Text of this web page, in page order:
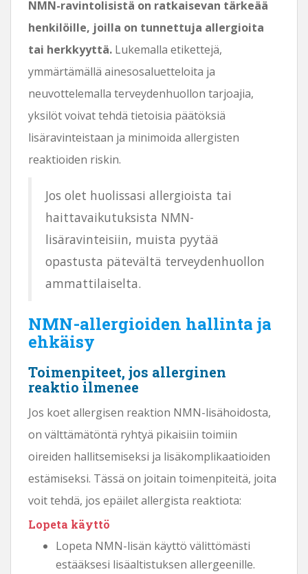
NMN-ravintolisistä on ratkaisevan tärkeää
henkilöille, joilla on tunnettuja allergioita
tai herkkyyttä. Lukemalla etikettejä,
ymmärtämällä ainesosaluetteloita ja
neuvottelemalla terveydenhuollon tarjoajia,
yksilöt voivat tehdä tietoisia päätöksiä
lisäravinteistaan ​​ja minimoida allergisten
reaktioiden riskin.
Jos olet huolissasi allergioista tai
haittavaikutuksista NMN-
lisäravinteisiin, muista pyytää
opastusta pätevältä terveydenhuollon
ammattilaiselta.
NMN-allergioiden hallinta ja
ehkäisy
Toimenpiteet, jos allerginen
reaktio ilmenee
Jos koet allergisen reaktion NMN-lisähoidosta,
on välttämätöntä ryhtyä pikaisiin toimiin
oireiden hallitsemiseksi ja lisäkomplikaatioiden
estämiseksi. Tässä on joitain toimenpiteitä, joita
voit tehdä, jos epäilet allergista reaktiota:
Lopeta käyttö
Lopeta NMN-lisän käyttö välittömästi
estääksesi lisäaltistuksen allergeenille.